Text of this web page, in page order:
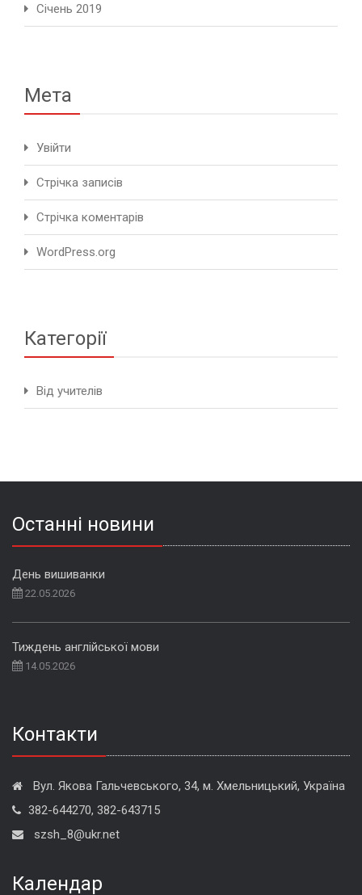
Січень 2019
Мета
Увійти
Стрічка записів
Стрічка коментарів
WordPress.org
Категорії
Від учителів
Останні новини
День вишиванки
22.05.2026
Тиждень англійської мови
14.05.2026
Контакти
Вул. Якова Гальчевського, 34, м. Хмельницький, Україна
382-644270, 382-643715
szsh_8@ukr.net
Календар